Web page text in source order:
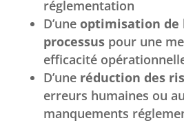
réglementation
D’une optimisation de
processuspour une
efficacité
D’une réduction des
erreurs humaines ou
manquements